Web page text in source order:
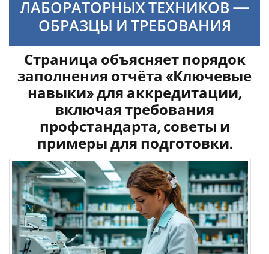
ЛАБОРАТОРНЫХ ТЕХНИКОВ —
ОБРАЗЦЫ И ТРЕБОВАНИЯ
Страница объясняет порядок
заполнения отчёта «Ключевые
навыки» для аккредитации,
включая требования
профстандарта, советы и
примеры для подготовки.